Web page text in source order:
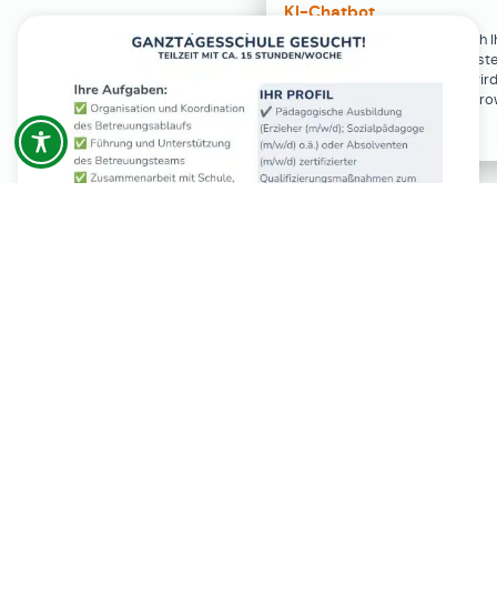
KI-Chatbot
Der KI-Chatbot steht erst nach
Einwilligung in den Cookie-
Verfügung. Der Chat-Verlauf
ausschließlich lokal in Ihrem
gespeichert.